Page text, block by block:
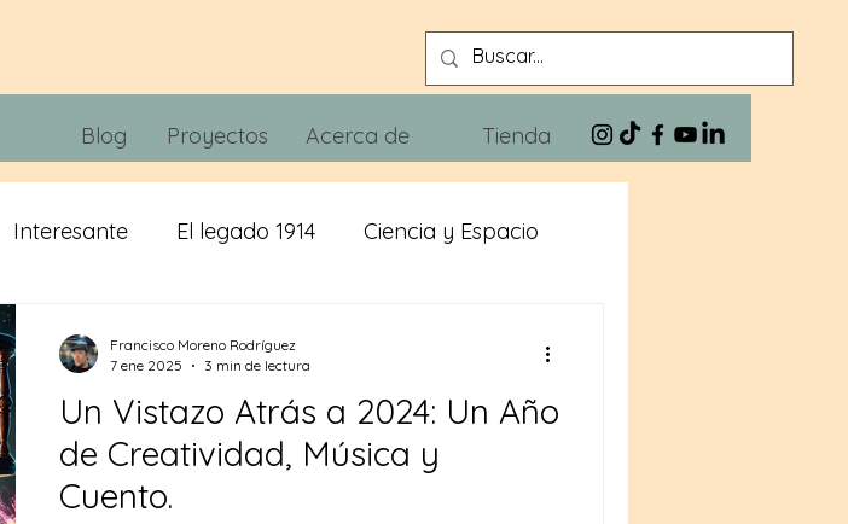
Blog Proyectos Acerca de Tienda
Interesante El legado 1914 Ciencia y Espacio
Tecnología
Misticismo
Un Vistazo Atrás a 2024: Un Año
de Creatividad, Música y
Cuento.
Francisco Moreno Rodríguez
7 ene 2025
3 min de lectura